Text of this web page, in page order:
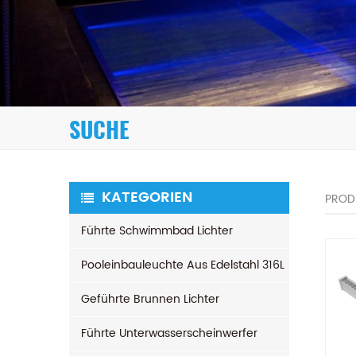
SUCHE
KATEGORIEN
Führte Schwimmbad Lichter
Pooleinbauleuchte Aus Edelstahl 316L
Geführte Brunnen Lichter
Führte Unterwasserscheinwerfer